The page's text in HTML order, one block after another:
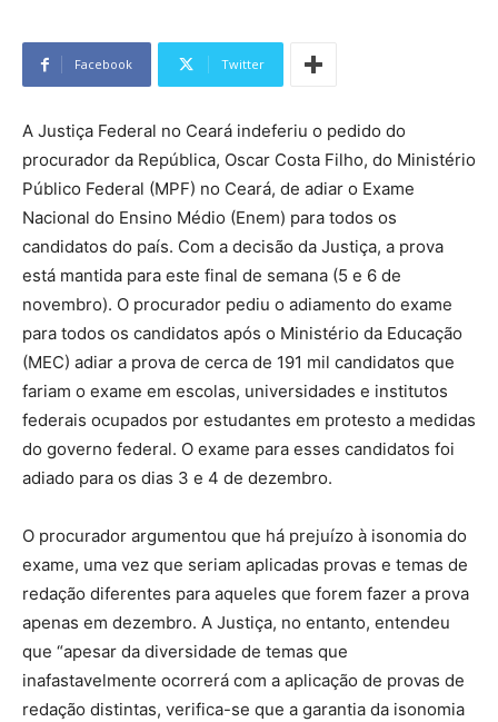
Facebook Twitter
A Justiça Federal no Ceará indeferiu o pedido do
procurador da República, Oscar Costa Filho, do Ministério
Público Federal (MPF) no Ceará, de adiar o Exame
Nacional do Ensino Médio (Enem) para todos os
candidatos do país. Com a decisão da Justiça, a prova
está mantida para este final de semana (5 e 6 de
novembro). O procurador pediu o adiamento do exame
para todos os candidatos após o Ministério da Educação
(MEC) adiar a prova de cerca de 191 mil candidatos que
fariam o exame em escolas, universidades e institutos
federais ocupados por estudantes em protesto a medidas
do governo federal. O exame para esses candidatos foi
adiado para os dias 3 e 4 de dezembro.
O procurador argumentou que há prejuízo à isonomia do
exame, uma vez que seriam aplicadas provas e temas de
redação diferentes para aqueles que forem fazer a prova
apenas em dezembro. A Justiça, no entanto, entendeu
que “apesar da diversidade de temas que
inafastavelmente ocorrerá com a aplicação de provas de
redação distintas, verifica-se que a garantia da isonomia